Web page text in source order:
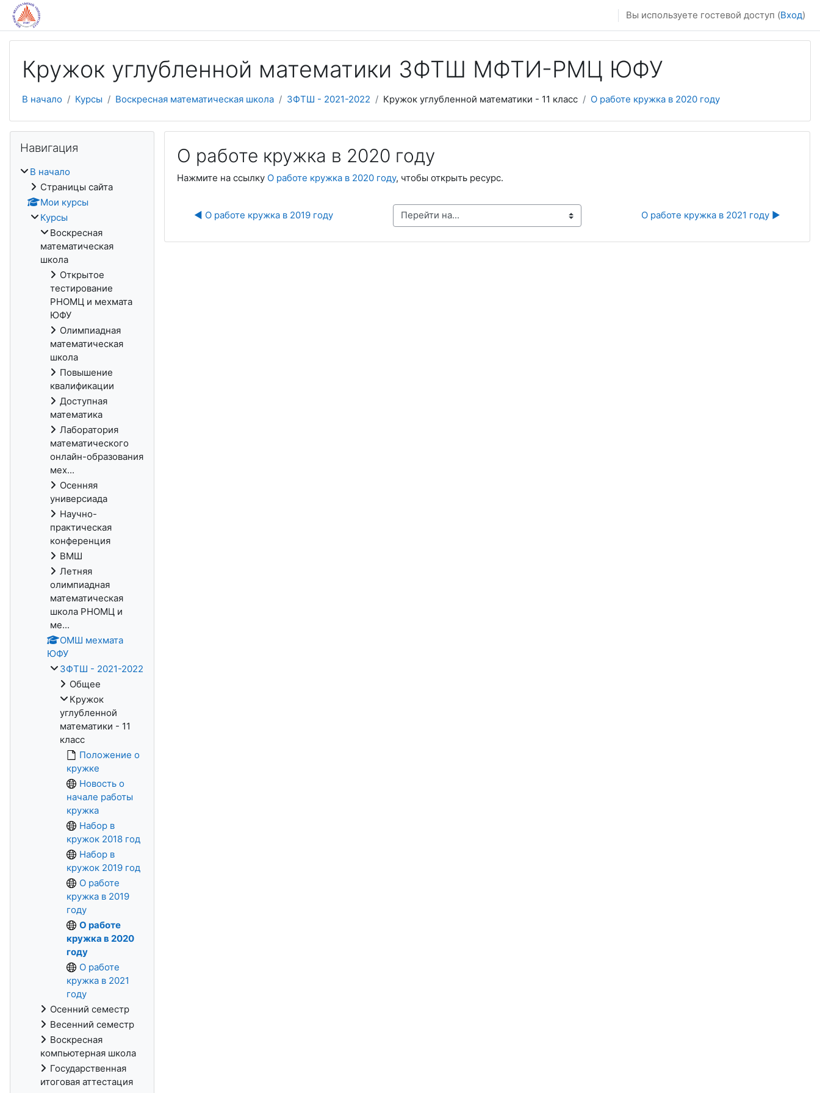
Перейти к основному содержанию
Вы используете гостевой доступ (Вход)
Кружок углубленной математики ЗФТШ МФТИ-РМЦ ЮФУ
В начало Курсы Воскресная математическая школа ЗФТШ - 2021-2022 Кружок углубленной математики - 11 класс О работе кружка в 2020 году
О работе кружка в 2020 году
Нажмите на ссылку О работе кружка в 2020 году, чтобы открыть ресурс.
◀︎ О работе кружка в 2019 году Перейти на... О работе кружка в 2021 году ▶︎
Навигация
В начало
Страницы сайта
Мои курсы
Курсы
Воскресная
математическая
школа
Открытое
тестирование
РНОМЦ и мехмата
ЮФУ
Олимпиадная
математическая
школа
Повышение
квалификации
Доступная
математика
Лаборатория
математического
онлайн-образования
мех...
Осенняя
универсиада
Научно-
практическая
конференция
ВМШ
Летняя
олимпиадная
математическая
школа РНОМЦ и
ме...
ОМШ мехмата
ЮФУ
ЗФТШ - 2021-2022
Общее
Кружок
углубленной
математики - 11
класс
Положение о
кружке
Новость о
начале работы
кружка
Набор в
кружок 2018 год
Набор в
кружок 2019 год
О работе
кружка в 2019
году
О работе
кружка в 2020
году
О работе
кружка в 2021
году
Осенний семестр
Весенний семестр
Воскресная
компьютерная школа
Государственная
итоговая аттестация